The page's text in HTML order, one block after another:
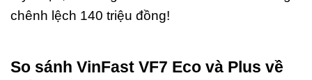
chênh lệch 140 triệu đồng!
So sánh VinFast VF7 Eco và Plus về